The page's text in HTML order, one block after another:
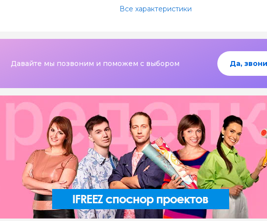
Все характеристики
Давайте мы позвоним и поможем с выбором Да,